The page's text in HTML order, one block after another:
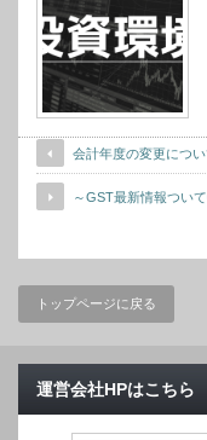
会計年度の変更につい
～GST最新情報つい
トップページに戻る
運営会社HPはこちら